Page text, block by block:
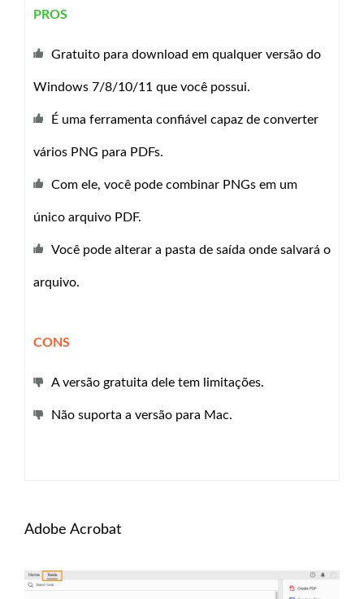
PROS
Gratuito para download em qualquer versão do
Windows 7/8/10/11 que você possui.
É uma ferramenta confiável capaz de converter
vários PNG para PDFs.
Com ele, você pode combinar PNGs em um
único arquivo PDF.
Você pode alterar a pasta de saída onde salvará o
arquivo.
CONS
A versão gratuita dele tem limitações.
Não suporta a versão para Mac.
Adobe Acrobat